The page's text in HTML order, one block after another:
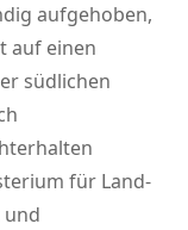
aufgehoben,
auf einen
südlichen
für Land-